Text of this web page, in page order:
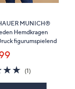
MUNICH®
Hemdkragen
figurumspielend
5.0
von
(1)1